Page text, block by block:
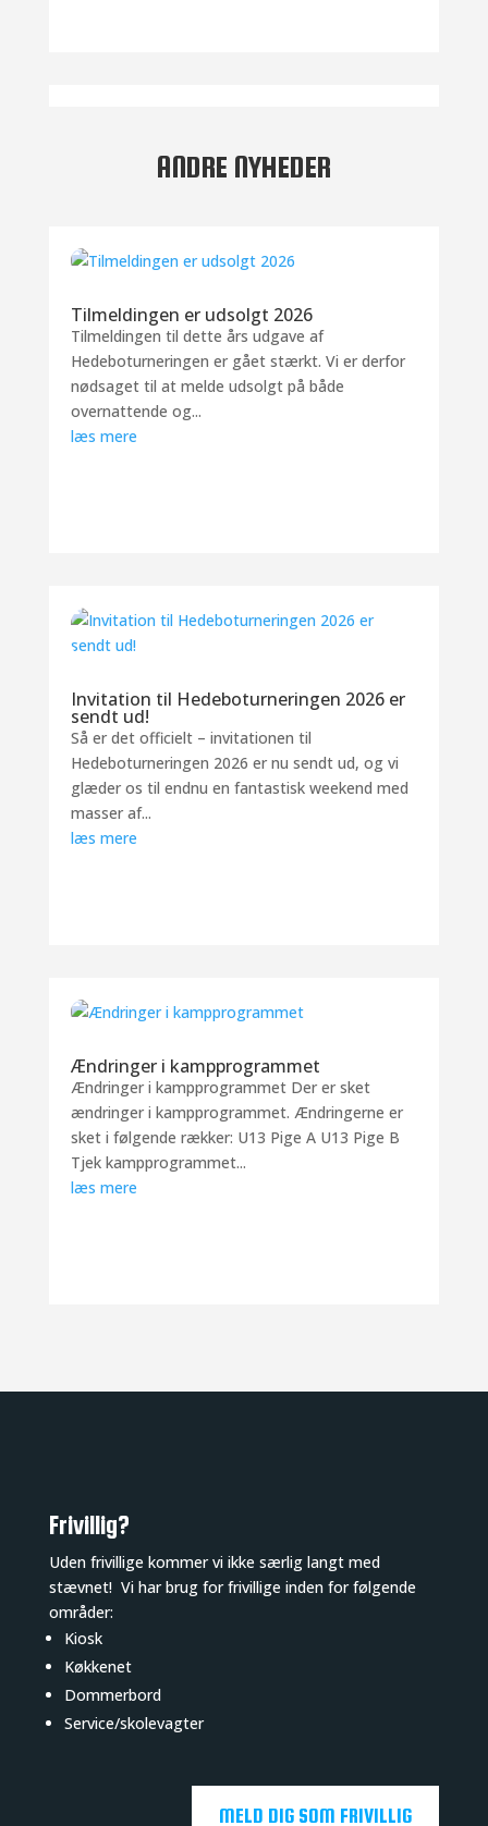
ANDRE NYHEDER
Tilmeldingen er udsolgt 2026
Tilmeldingen til dette års udgave af
Hedeboturneringen er gået stærkt. Vi er derfor
nødsaget til at melde udsolgt på både
overnattende og...
læs mere
Invitation til Hedeboturneringen 2026 er
sendt ud!
Så er det officielt – invitationen til
Hedeboturneringen 2026 er nu sendt ud, og vi
glæder os til endnu en fantastisk weekend med
masser af...
læs mere
Ændringer i kampprogrammet
Ændringer i kampprogrammet Der er sket
ændringer i kampprogrammet. Ændringerne er
sket i følgende rækker: U13 Pige A U13 Pige B
Tjek kampprogrammet...
læs mere
Frivillig?
Uden frivillige kommer vi ikke særlig langt med
stævnet! Vi har brug for frivillige inden for følgende
områder:
Kiosk
Køkkenet
Dommerbord
Service/skolevagter
MELD DIG SOM FRIVILLIG